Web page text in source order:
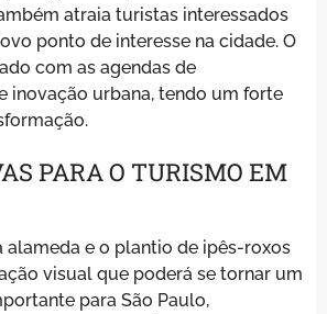
atraia turistas interessados
ponto de interesse na cidade. O
com as agendas de
inovação urbana, tendo um forte
PARA O TURISMO EM
alameda e o plantio de ipês-roxos
visual que poderá se tornar um
para São Paulo,